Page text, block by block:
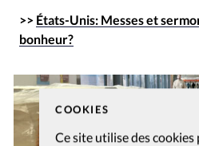
COOKIES
Ce site utilise des
>> États-Unis: Messes et
bonheur?